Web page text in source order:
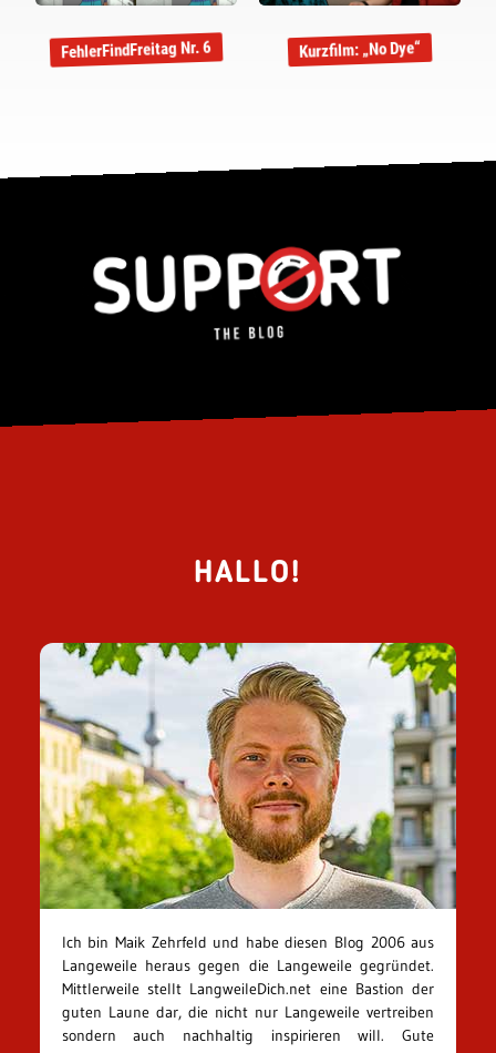
FehlerFindFreitag Nr. 6 Kurzfilm: „No Dye“
HALLO!
Ich bin Maik Zehrfeld und habe diesen Blog 2006 aus
Langeweile heraus gegen die Langeweile gegründet.
Mittlerweile stellt LangweileDich.net eine Bastion der
guten Laune dar, die nicht nur Langeweile vertreiben
sondern auch nachhaltig inspirieren will. Gute